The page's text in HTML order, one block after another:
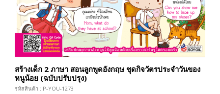
สร้างเด็ก 2 ภาษา สอนลูกพูดอังกฤษ ชุดกิจวัตรประจำวันของ
หนูน้อย (ฉบับปรับปรุง)
รหัสสินค้า : P-YOU-1273